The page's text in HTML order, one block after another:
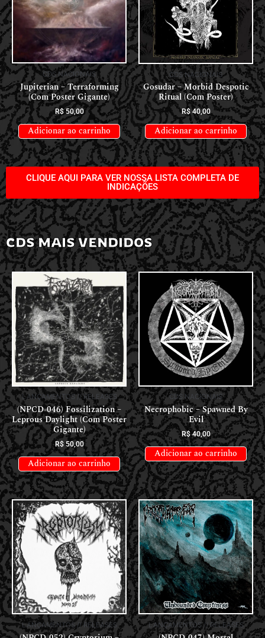
CDS NACIONAIS
Jupiterian – Terraforming
(Com Poster Gigante)
R$50,00
Adicionar ao carrinho
CDS NACIONAIS
Gosudar – Morbid Despotic
Ritual (Com Poster)
R$40,00
Adicionar ao carrinho
CLIQUE AQUI PARA VER NOSSA LISTA COMPLETA DE
INDICAÇÕES
CDS MAIS VENDIDOS
LANÇAMENTOS // RELEASES
(NPCD-046) Fossilization –
Leprous Daylight (Com Poster
Gigante)
R$50,00
Adicionar ao carrinho
CDS NACIONAIS
Necrophobic – Spawned By
Evil
R$40,00
Adicionar ao carrinho
LANÇAMENTOS // RELEASES LANÇAMENTOS // RELEASES